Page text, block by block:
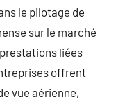
le pilotage de
sur le marché
liées
offrent
vue aérienne,